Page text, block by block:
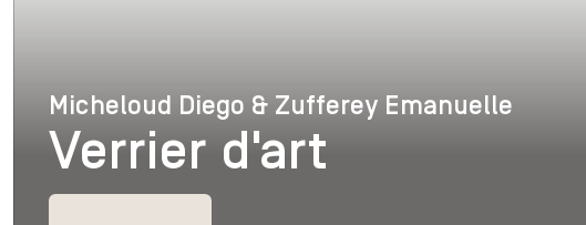
Micheloud Diego &
Micheloud Diego & Zufferey Emanuelle
Verrier d'art